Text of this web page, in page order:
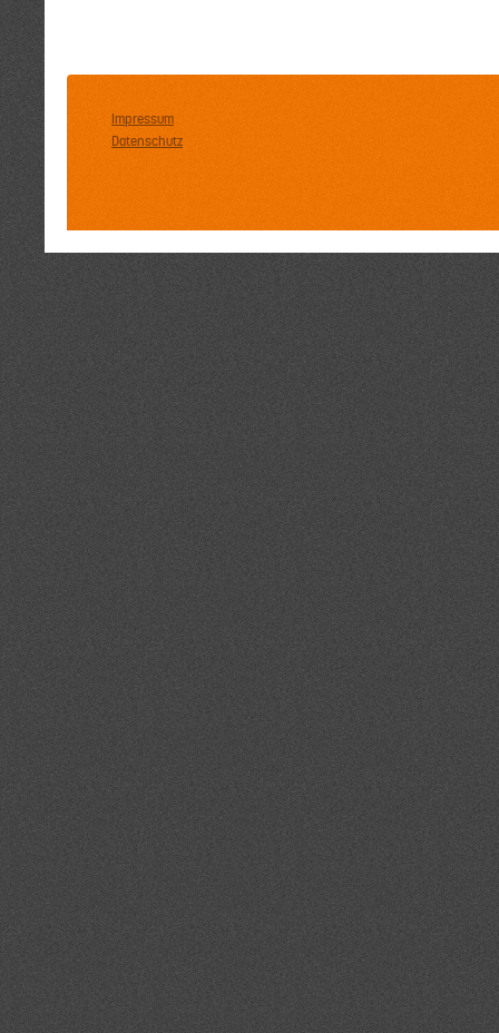
Impressum
Datenschutz